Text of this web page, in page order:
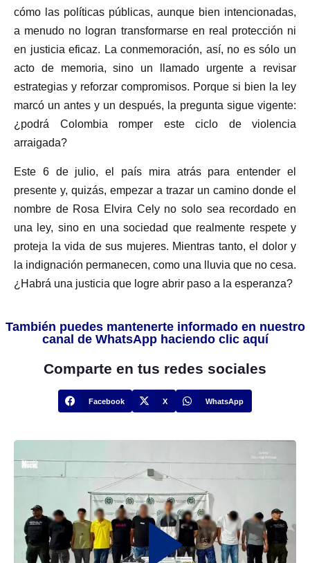
cómo las políticas públicas, aunque bien intencionadas,
a menudo no logran transformarse en real protección ni
en justicia eficaz. La conmemoración, así, no es sólo un
acto de memoria, sino un llamado urgente a revisar
estrategias y reforzar compromisos. Porque si bien la ley
marcó un antes y un después, la pregunta sigue vigente:
¿podrá Colombia romper este ciclo de violencia
arraigada?
Este 6 de julio, el país mira atrás para entender el
presente y, quizás, empezar a trazar un camino donde el
nombre de Rosa Elvira Cely no solo sea recordado en
una ley, sino en una sociedad que realmente respete y
proteja la vida de sus mujeres. Mientras tanto, el dolor y
la indignación permanecen, como una lluvia que no cesa.
¿Habrá una justicia que logre abrir paso a la esperanza?
También puedes mantenerte informado en nuestro
canal de WhatsApp haciendo clic aquí
Comparte en tus redes sociales
Facebook X WhatsApp